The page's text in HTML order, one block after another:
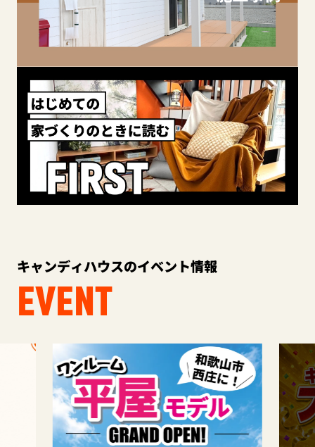
キャンディハウスのイベント情報
EVENT